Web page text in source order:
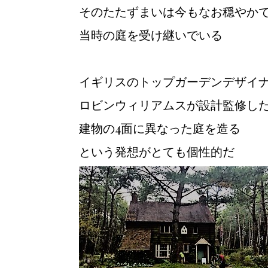
そのたたずまいは今もなお穏やか
当時の庭を受け継いでいる
イギリスのトップガーデンデザイ
ロビンウィリアムスが設計監修し
建物の4面に異なった庭を造る
という発想がとても個性的だ